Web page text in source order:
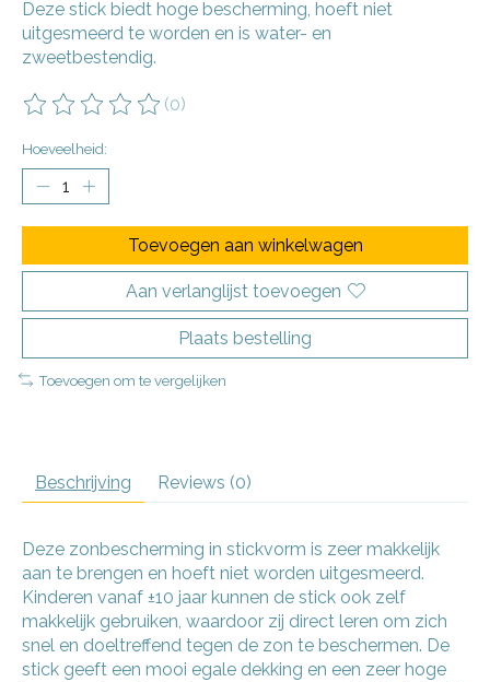
Deze stick biedt hoge bescherming, hoeft niet
uitgesmeerd te worden en is water- en
zweetbestendig.
De beoordeling van dit product is
(0)
Hoeveelheid:
Toevoegen aan winkelwagen
Aan verlanglijst toevoegen
Plaats bestelling
Toevoegen om te vergelijken
Beschrijving Reviews (0)
Deze zonbescherming in stickvorm is zeer makkelijk
aan te brengen en hoeft niet worden uitgesmeerd.
Kinderen vanaf ±10 jaar kunnen de stick ook zelf
makkelijk gebruiken, waardoor zij direct leren om zich
snel en doeltreffend tegen de zon te beschermen. De
stick geeft een mooi egale dekking en een zeer hoge